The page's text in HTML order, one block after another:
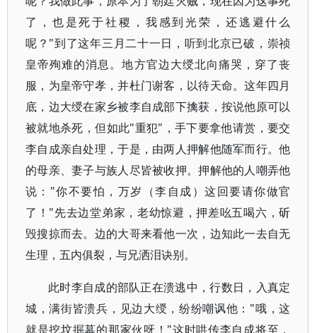
了，也是死于社稷，我感到光荣，还逃避什么
呢？"到了这年三月二十一日，听到北京已破，崇祯
皇帝殉难的消息。地方官边大绶北向痛哭，穿了丧
服，为皇帝守孝，并杜门谢客，以待天命。这年四月
底，边大绶在家乡被李自成部下擒获，按说他原可以
被就地杀死，但如此"重犯"，手下要拿他请赏，要交
李自成亲自处理，于是，由两人押解他随军而行。他
的母亲、妻子与族人尽皆被收押。押解他的人嘲弄他
说："你不要怕，万岁（李自成）这回要请你做官
了！"先去边堂弟家，老幼惊避，押差吆五喝六，斫
毁搜掠而去。边的大哥来看他一次，边知此一去自无
生理，五内俱裂，与兄洒泪诀别。
此时李自成的部队正在溃逃中，行数日，入真定
城，满街皆溃兵，见边大绶，纷纷嘲讽他："哦，这
就是挖坟掘墓的那家伙呀！"这时哄传李自成将至，